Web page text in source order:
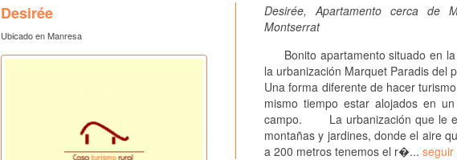
Desirée
Ubicado en Manresa
Desirée, Apartamento cerca de
Montserrat
Bonito apartamento situado en
la urbanización Marquet Paradis del
Una forma diferente de hacer
mismo tiempo estar alojados en
campo. La urbanización que le
montañas y jardines, donde el aire
a 200 metros tenemos el r�... seguir